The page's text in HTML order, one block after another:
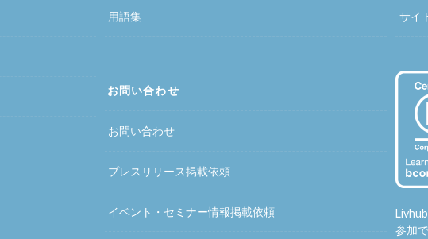
用語集
お問い合わせ
お問い合わせ
プレスリリース掲載依頼
イベント・セミナー情報掲載依頼
サイ
参加